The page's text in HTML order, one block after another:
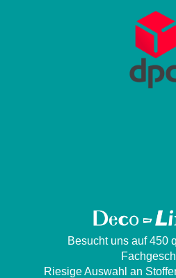
Besucht uns auf 450
Riesige Auswahl an